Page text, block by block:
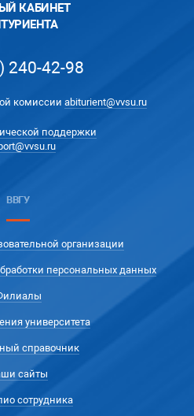
КАБИНЕТ
240-42-98
комиссии abiturient@vvsu.ru
поддержки
ВВГУ
организации
персональных данных
университета
справочник
сайты
сотрудника